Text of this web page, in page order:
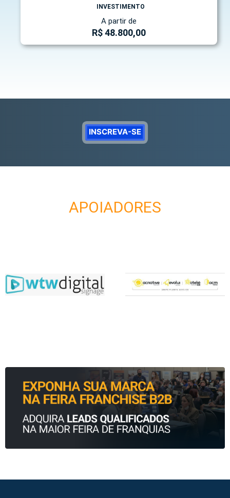
INVESTIMENTO
A partir de
R$ 48.800,00
INSCREVA-SE
APOIADORES